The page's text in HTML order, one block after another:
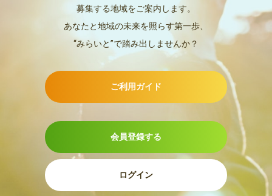
募集する地域をご案内します。
あなたと地域の未来を照らす第一歩、
“みらいと”で踏み出しませんか？
ご利用ガイド
会員登録する
ログイン